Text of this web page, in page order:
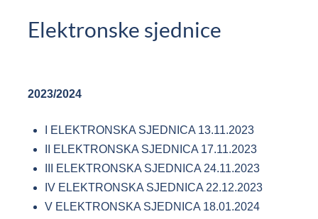
Elektronske sjednice
2023/2024
I ELEKTRONSKA SJEDNICA 13.11.2023
II ELEKTRONSKA SJEDNICA 17.11.2023
III ELEKTRONSKA SJEDNICA 24.11.2023
IV ELEKTRONSKA SJEDNICA 22.12.2023
V ELEKTRONSKA SJEDNICA 18.01.2024